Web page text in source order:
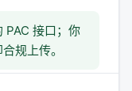
PAC 接口；你
规上传。